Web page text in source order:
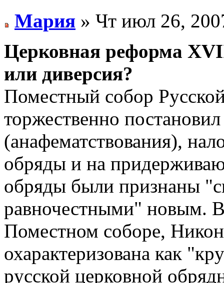
Мария » Чт июл 26,
Церковная реформа
или диверсия?
Поместный собоp
тоpжественно
(анафематствования),
обpяды и на
обpяды были пpизнаны
pавночестными" новым.
Поместном собоpе,
охаpактеpизована как
pусской цеpковной